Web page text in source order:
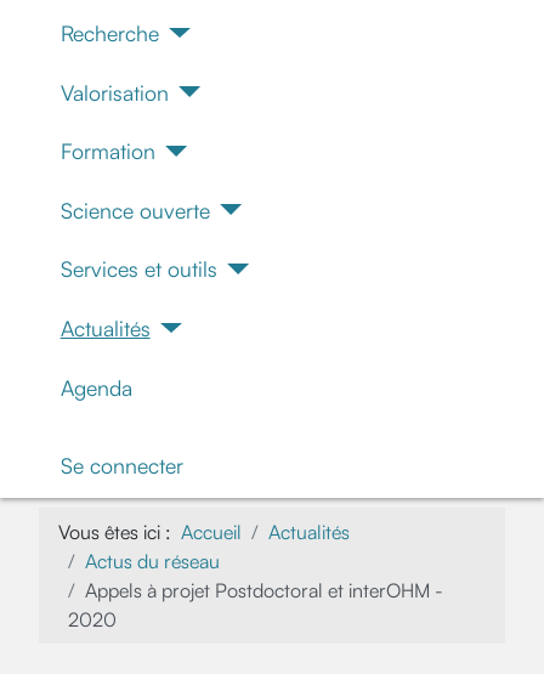
Recherche
Valorisation
Formation
Science ouverte
Services et outils
Actualités
Agenda
Se connecter
Vous êtes ici : Accueil
Actualités
Actus du réseau
Appels à projet Postdoctoral et interOHM -
2020